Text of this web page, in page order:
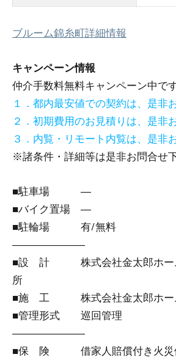
ブルーム錦糸町詳細情報
キャンペーン情報
仲介手数料無料キャンペーン中です
１．都内最安値での契約は、是非
２．初期費用のお見積りは、是非
３．内覧・リモート内覧は、是非
※諸条件・詳細等は是非お問合せ
■駐車場 ―
■バイク置場 ―
■駐輪場 有/無料
―――――――
■設 計 株式会社金太郎ホーム
所
■施 工 株式会社金太郎ホー
■管理形式 巡回管理
―――――――
■保 険 借家人賠償付き火災